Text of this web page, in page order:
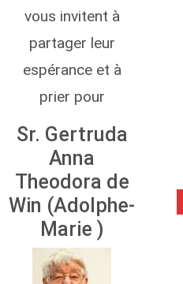
vous invitent à
partager leur
espérance et à
prier pour
Sr. Gertruda
Anna
Theodora de
Win (Adolphe-
Marie )